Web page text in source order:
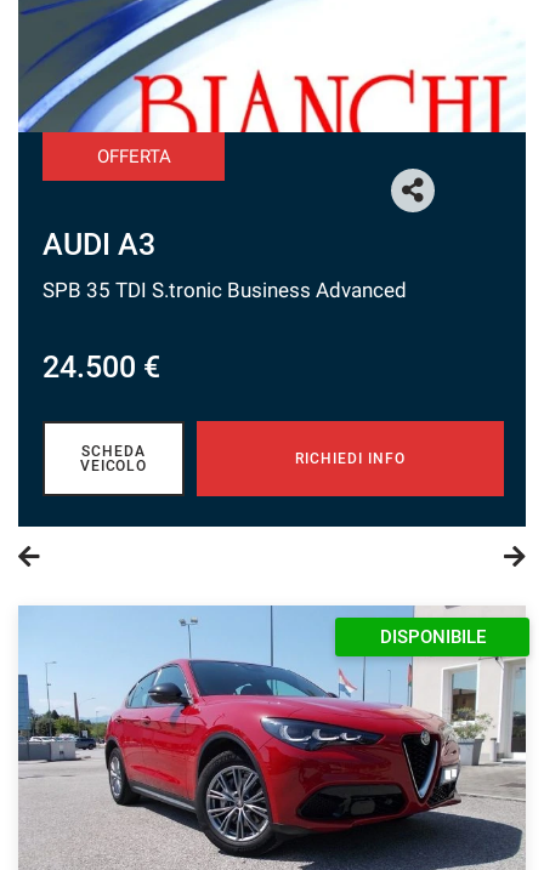
OFFERTA
AUDI A3
SPB 35 TDI S.tronic Business Advanced
24.500 €
SCHEDA
VEICOLO
RICHIEDI INFO
DISPONIBILE
tracciamento
adottiamo
per
offrire
le
funzionalità
attività
seguito
ottenere
informazioni
sull'utilità
sul
di
questi
rimanda
alla
cookie
policy.
Puoi
rivedere
e
modificare